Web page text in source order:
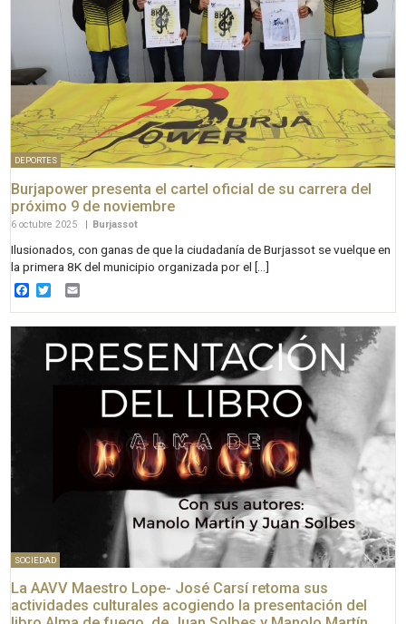
DEPORTES
Burjapower presenta el cartel oficial de su carrera del
próximo 9 de noviembre
6 octubre 2025 | Burjassot
Ilusionados, con ganas de que la ciudadanía de Burjassot se vuelque en
la primera 8K del municipio organizada por el […]
Facebook
Twitter
SOCIEDAD
La AAVV Maestro Lope- José Carsí retoma sus
actividades culturales acogiendo la presentación del